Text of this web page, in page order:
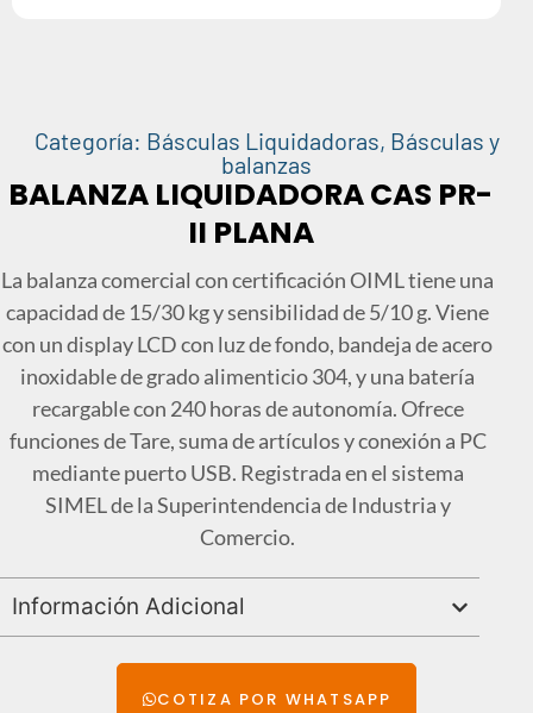
Categoría: Básculas Liquidadoras, Básculas y
balanzas
BALANZA LIQUIDADORA CAS PR-
II PLANA
La balanza comercial con certificación OIML tiene una
capacidad de 15/30 kg y sensibilidad de 5/10 g. Viene
con un display LCD con luz de fondo, bandeja de acero
inoxidable de grado alimenticio 304, y una batería
recargable con 240 horas de autonomía. Ofrece
funciones de Tare, suma de artículos y conexión a PC
mediante puerto USB. Registrada en el sistema
SIMEL de la Superintendencia de Industria y
Comercio.
Información Adicional
COTIZA POR WHATSAPP